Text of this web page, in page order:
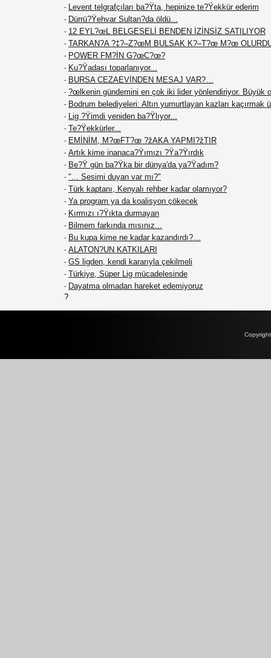
- Levent telgrafçıları ba?Ÿta, hepinize te?Ÿekkür ederim
- Dürrü?Ÿehvar Sultan?da öldü...
- 12 EYL?œL BELGESELİ BENDEN İZİNSİZ SATILIYOR
- TARKAN?A ?‡?–Z?œM BULSAK K?–T?œ M?œ
- POWER FM?İN G?œC?œ?
- Ku?Ÿadası toparlanıyor...
- BURSA CEZAEVİNDEN MESAJ VAR?…
- ?œlkenin gündemini en çok iki lider yönlendiriyor. Büyük
- Bodrum belediyeleri: Altın yumurtlayan kazları kaçırmak
- Lig ?Ÿimdi yeniden ba?Ÿlıyor...
- Te?Ÿekkürler...
- EMİNİM, M?œFT?œ ?žAKA YAPMI?žTIR
- Artık kime inanaca?Ÿımızı ?Ÿa?Ÿırdık
- Be?Ÿ gün ba?Ÿka bir dünya'da ya?Ÿadım?
- "... Sesimi duyan var mı?"
- Türk kaptanı, Kenyalı rehber kadar olamıyor?
- Ya program ya da koalisyon çökecek
- Kırmızı ı?Ÿıkta durmayan
- Bilmem farkında mısınız...
- Bu kupa kime ne kadar kazandırdı?…
- ALATON?UN KATKILARI
- GS ligden, kendi kararıyla çekilmeli
- Türkiye, Süper Lig mücadelesinde
- Dayatma olmadan hareket edemiyoruz
?